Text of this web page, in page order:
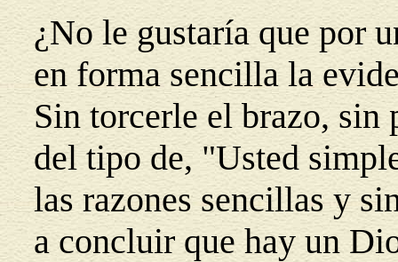
¿No le gustaría que por
en forma sencilla la
Sin torcerle el brazo, sin
del tipo de, "Usted
las razones sencillas y
a concluir que hay un